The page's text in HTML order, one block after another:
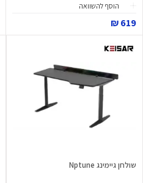
הוסף להשוואה
619 ₪
שולחן גיימינג Nptune